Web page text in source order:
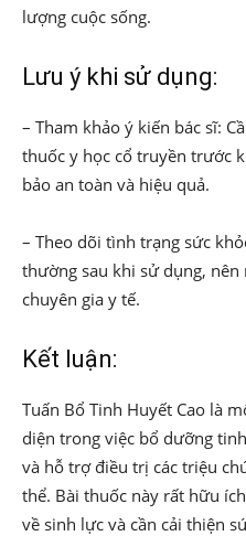
lượng cuộc sống.
Lưu ý khi sử dụng:
– Tham khảo ý kiến bác sĩ:
thuốc y học cổ truyền trước
bảo an toàn và hiệu quả.
– Theo dõi tình trạng sức
thường sau khi sử dụng,
chuyên gia y tế.
Kết luận:
Tuấn Bổ Tinh Huyết Cao là
diện trong việc bổ dưỡng
và hỗ trợ điều trị các triệu
thể. Bài thuốc này rất hữu
về sinh lực và cần cải thiện